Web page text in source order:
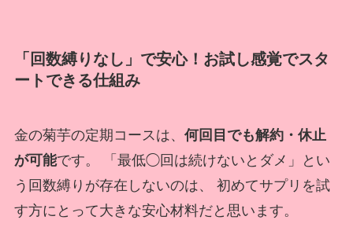
「回数縛りなし」で安心！お試し感覚でスタ
ートできる仕組み
金の菊芋の定期コースは、 何回目でも解約・休止
が可能です。 「最低◯回は続けないとダメ」とい
う回数縛りが存在しないのは、 初めてサプリを試
す方にとって大きな安心材料だと思います。